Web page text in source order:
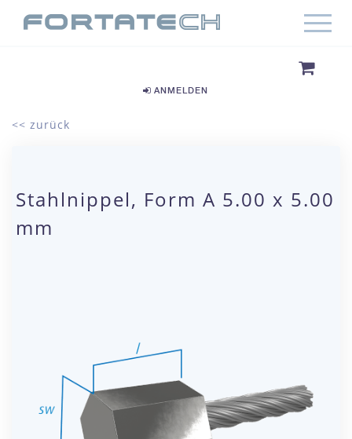
ANMELDEN
<< zurück
Stahlnippel, Form A 5.00 x 5.00
mm